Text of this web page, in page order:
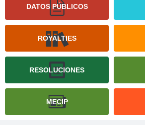
DATOS PÚBLICOS
ROYALTIES
RESOLUCIONES
MECIP